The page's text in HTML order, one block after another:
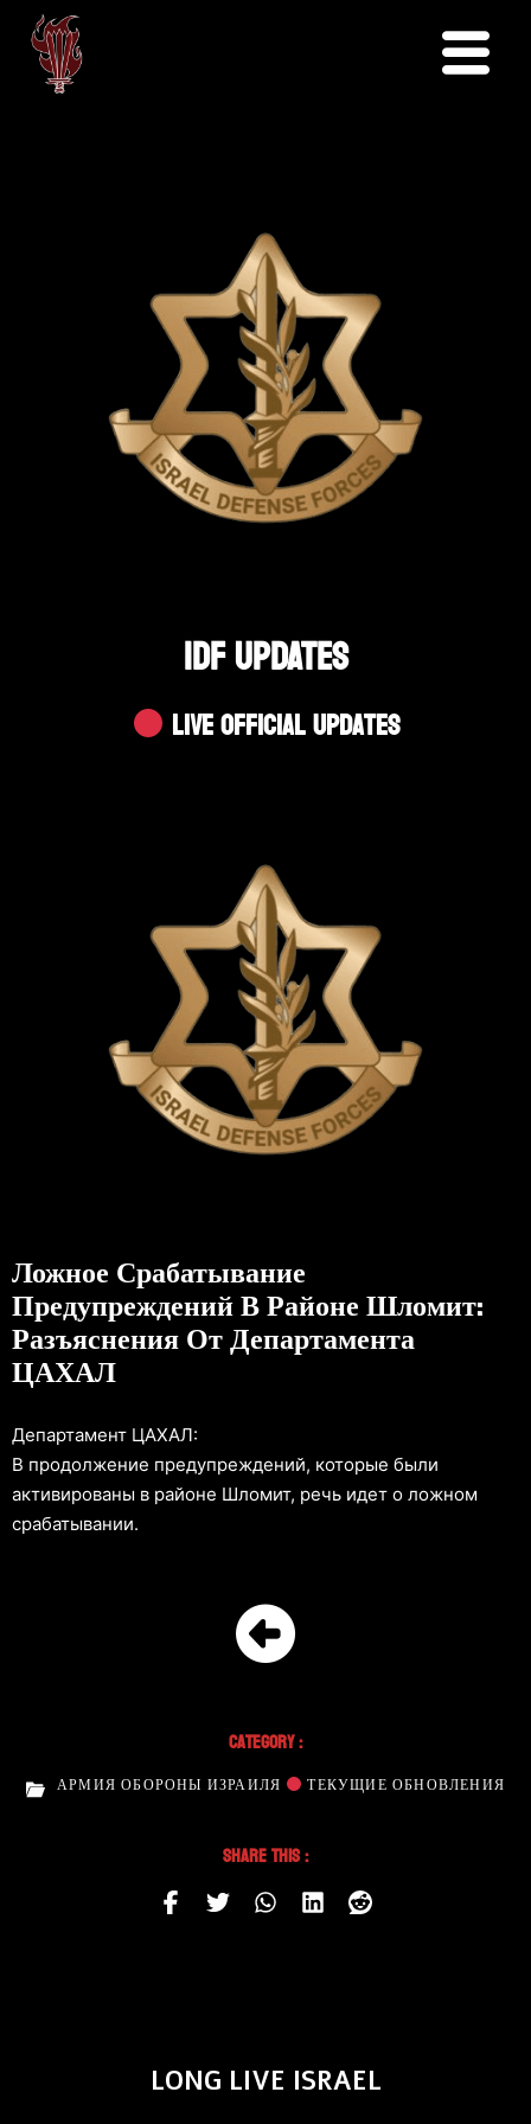
IDF UPDATES
Live Official Updates
Ложное Срабатывание
Предупреждений В Районе Шломит:
Разъяснения От Департамента
ЦАХАЛ
Департамент ЦАХАЛ:
В продолжение предупреждений, которые были
активированы в районе Шломит, речь идет о ложном
срабатывании.
Category :
АРМИЯ ОБОРОНЫ ИЗРАИЛЯ ТЕКУЩИЕ ОБНОВЛЕНИЯ
Share This :
LONG LIVE ISRAEL